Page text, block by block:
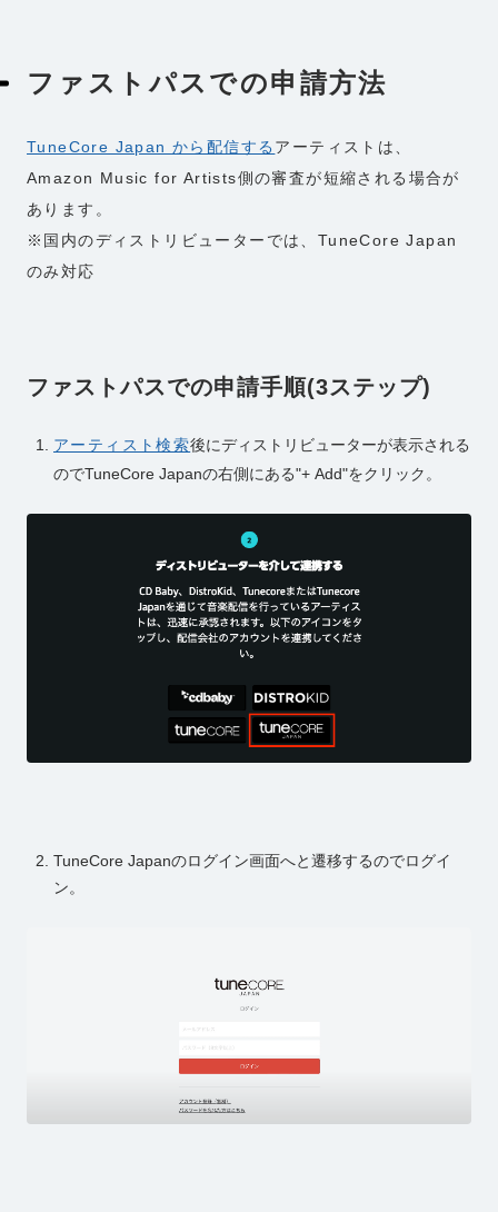
ファストパスでの申請方法
TuneCore Japan から配信する アーティストは、
Amazon Music for Artists側の審査が短縮される場合が
あります。
※国内のディストリビューターでは、TuneCore Japan
のみ対応
ファストパスでの申請手順(3ステップ)
アーティスト検索後にディストリビューターが表示される
のでTuneCore Japanの右側にある"+ Add"をクリック。
TuneCore Japanのログイン画面へと遷移するのでログイ
ン。